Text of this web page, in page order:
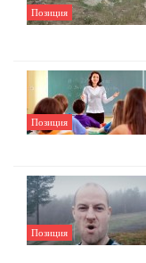
Позиция
Позиция
Позиция